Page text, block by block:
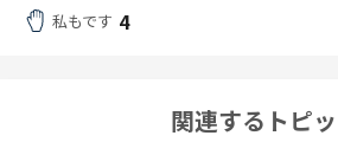
私もです 4
関連するトピ